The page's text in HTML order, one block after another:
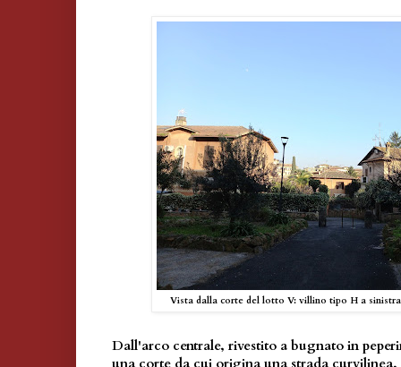
Vista dalla corte del lotto V: villino tipo H a
Dall'arco centrale, rivestito a bugnato in
una corte da cui origina una strada